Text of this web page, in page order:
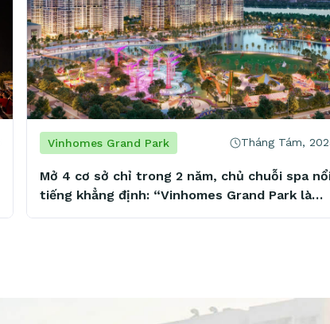
Vinhomes Grand Park Tháng Tám,
Mở 4 cơ sở chỉ trong 2 năm, chủ chuỗi spa
tiếng khẳng định: “Vinhomes Grand Park là
mảnh đất vàng tiềm năng”